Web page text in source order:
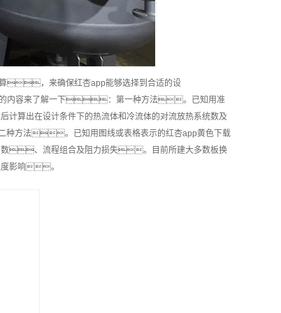
，来确保红杏app能够选择到合适的设
内容来了解一下：第一种方法。已知用准
算出在设计条件下的热流体和冷流体的对流放热系统数及
方法。已知用图线或表格表示的红杏app黄色下载
、流程组合及阻力损失。目前所建大多数板换
度影响。